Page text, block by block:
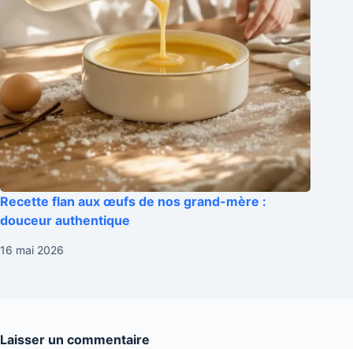
Recette flan aux œufs de nos grand-mère :
douceur authentique
16 mai 2026
Laisser un commentaire